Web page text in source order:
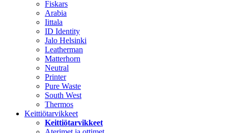
Fiskars
Arabia
Iittala
ID Identity
Jalo Helsinki
Leatherman
Matterhorn
Neutral
Printer
Pure Waste
South West
Thermos
Keittiötarvikkeet
Keittiötarvikkeet